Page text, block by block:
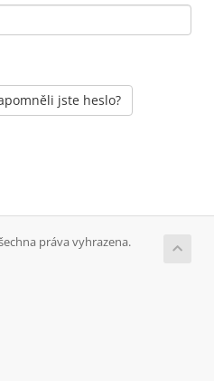
jste heslo?
práva vyhrazena.